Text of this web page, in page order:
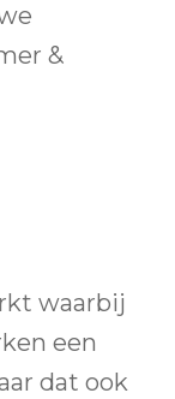
&
waarbij
een
dat ook